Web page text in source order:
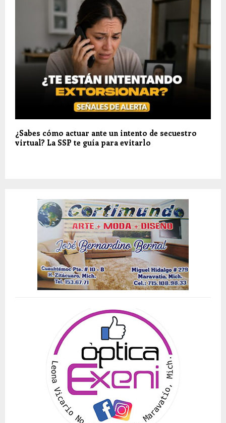
¿Sabes cómo actuar ante un intento de secuestro
virtual? La SSP te guía para evitarlo